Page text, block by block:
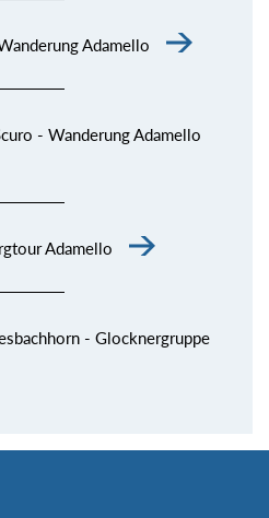
Adamello
- Wanderung Adamello
Adamello
- Glocknergruppe